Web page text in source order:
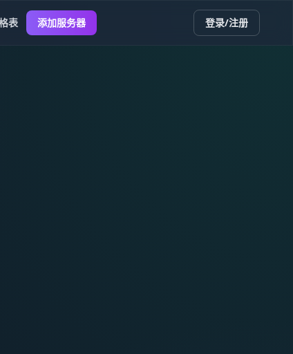
表 添加服务器 登录/注册